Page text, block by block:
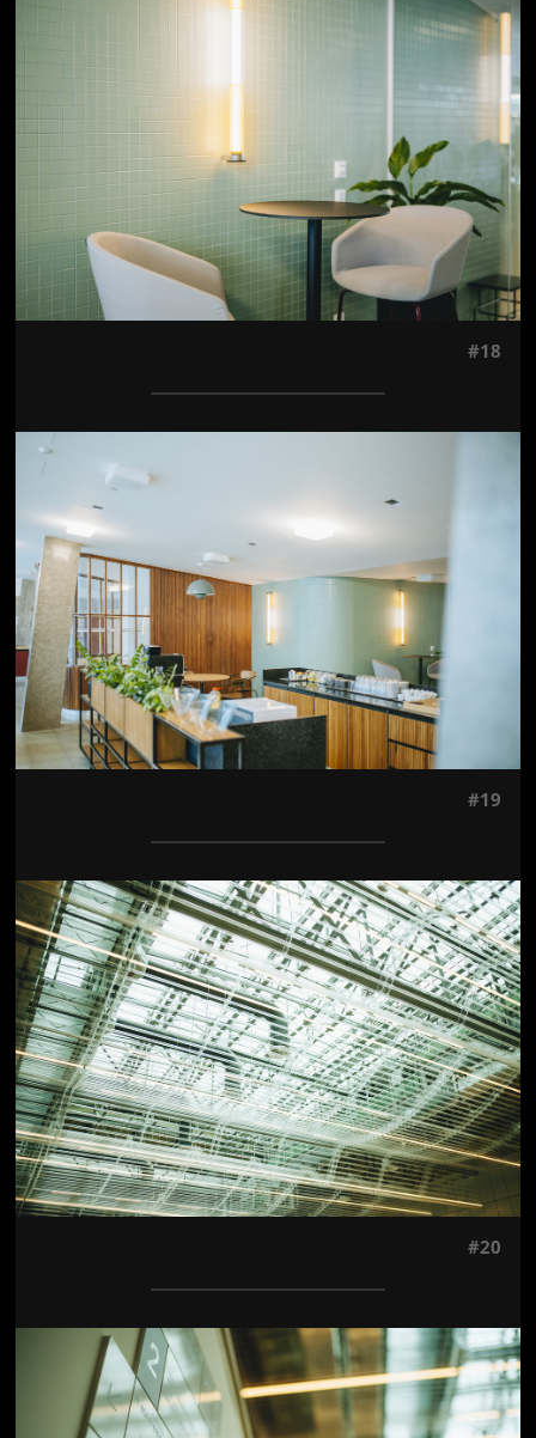
Jön még kép!
#18
#19
Jön még kép!
#20
Jön még kép!